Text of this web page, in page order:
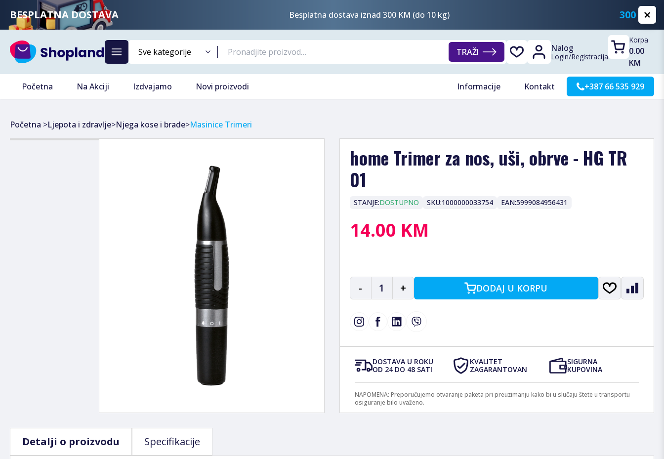
BESPLATNA DOSTAVA Besplatna dostava iznad 300 KM (do 10 kg) 300 KM
TRAŽI Nalog
Login/Registracija
Korpa
0.00
KM
Početna Na Akciji Izdvajamo Novi proizvodi Informacije Kontakt +387 66 535 929
Početna >Ljepota i zdravlje>Njega kose i brade>Masinice Trimeri
home Trimer za nos, uši, obrve - HG TR
01
STANJE:DOSTUPNO SKU:1000000033754 EAN:5999084956431
14.00 KM
- 1 + DODAJ U KORPU
DOSTAVA U ROKU
OD 24 DO 48 SATI
KVALITET
ZAGARANTOVAN
SIGURNA
KUPOVINA
NAPOMENA: Preporučujemo otvaranje paketa pri preuzimanju kako bi u slučaju štete u transportu
osiguranje bilo uvaženo.
Detalji o proizvodu Specifikacije